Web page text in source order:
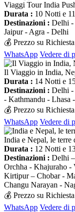
Viaggi Tour India
Durata : 10 Notti e
Destinazioni : Delhi -
Jaipur - Agra - Delhi
💰 Prezzo su Richiesta
WhatsApp Vedere di
Il Viaggio in India,
Durata : 14 Notti e
Destinazioni : Delhi -
- Kathmandu - Lhasa
💰 Prezzo su Richiesta
WhatsApp Vedere di
India e Nepal, le terre
Durata : 12 Notti e
Destinazioni : Delhi
Orchha - Khajuraho -
Kirtipur – Chobar -
Changu Narayan -
💰 Prezzo su Richiesta
WhatsApp Vedere di